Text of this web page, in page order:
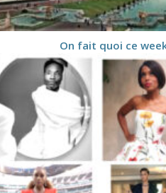
On fait quoi ce